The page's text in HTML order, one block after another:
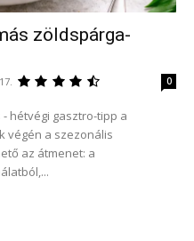
zöldspárga-
0
hétvégi gasztro-tipp a
az átmenet: a